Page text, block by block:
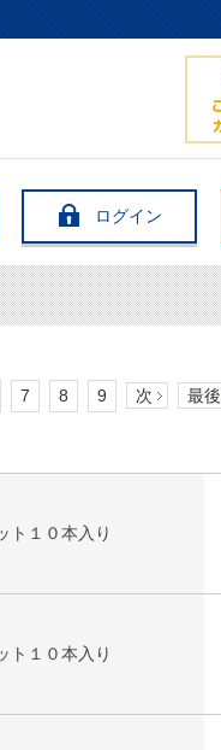
ログイン
7 8 9 次 最後
ト１０本入り
ト１０本入り